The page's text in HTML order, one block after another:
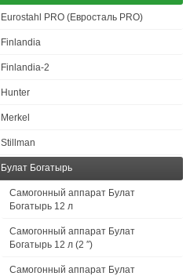
Eurostahl PRO (Евросталь PRO)
Finlandia
Finlandia-2
Hunter
Merkel
Stillman
Булат Богатырь
Самогонный аппарат Булат
Богатырь 12 л
Самогонный аппарат Булат
Богатырь 12 л (2 ″)
Самогонный аппарат Булат